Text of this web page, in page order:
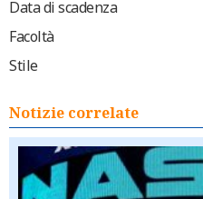
Data di scadenza
Facoltà
Stile
Notizie correlate